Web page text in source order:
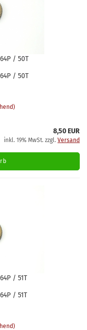
/ 50T
/ 50T
8,50 EUR
inkl. 19% MwSt. zzgl. Versand
/ 51T
/ 51T